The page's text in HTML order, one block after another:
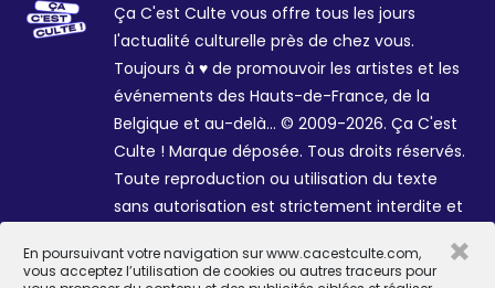
En poursuivant votre navigation sur www.cacestculte.com,
vous acceptez l’utilisation de cookies ou autres traceurs pour
×
Ça C'est Culte vous offre tous les jours
l'actualité culturelle près de chez vous.
Toujours à ♥ de promouvoir les artistes et les
événements des Hauts-de-France, de la
Belgique et au-delà... © 2009-2026. Ça C'est
Culte ! Marque déposée. Tous droits réservés.
Toute reproduction ou utilisation du texte
sans autorisation est strictement interdite et
Sophie R. et Céline Galant.